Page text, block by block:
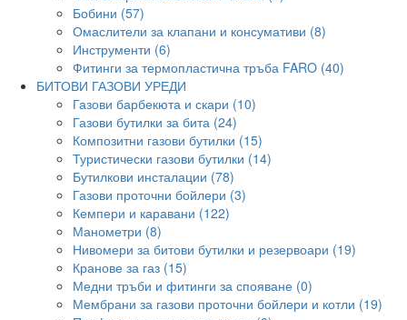
Бобини (57)
Омаслители за клапани и консумативи (8)
Инструменти (6)
Фитинги за термопластична тръба FARO (40)
БИТОВИ ГАЗОВИ УРЕДИ
Газови барбекюта и скари (10)
Газови бутилки за бита (24)
Композитни газови бутилки (15)
Туристически газови бутилки (14)
Бутилкови инсталации (78)
Газови проточни бойлери (3)
Кемпери и каравани (122)
Манометри (8)
Нивомери за битови бутилки и резервоари (19)
Кранове за газ (15)
Медни тръби и фитинги за спояване (0)
Мембрани за газови проточни бойлери и котли (19)